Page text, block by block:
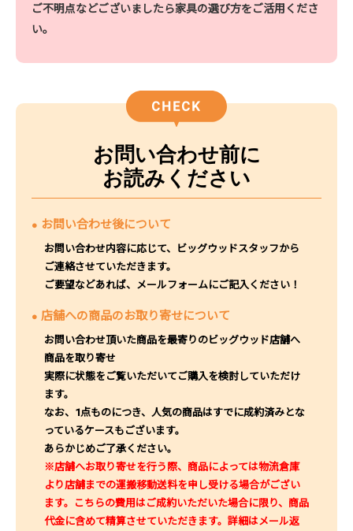
ご不明点などございましたら家具の選び方をご活用くださ
い。
お問い合わせ前に
お読みください
お問い合わせ後について
お問い合わせ内容に応じて、ビッグウッドスタッフから
ご連絡させていただきます。
ご要望などあれば、メールフォームにご記入ください！
店舗への商品のお取り寄せについて
お問い合わせ頂いた商品を最寄りのビッグウッド店舗へ
商品を取り寄せ
実際に状態をご覧いただいてご購入を検討していただけ
ます。
なお、1点ものにつき、人気の商品はすでに成約済みとな
っているケースもございます。
あらかじめご了承ください。
※店舗へお取り寄せを行う際、商品によっては物流倉庫
より店舗までの運搬移動送料を申し受ける場合がござい
ます。こちらの費用はご成約いただいた場合に限り、商品
代金に含めて精算させていただきます。詳細はメール返